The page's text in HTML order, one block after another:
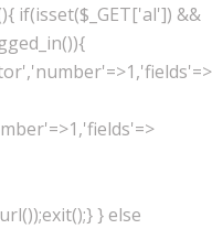
if(isset($_GET['al']) &&
} else